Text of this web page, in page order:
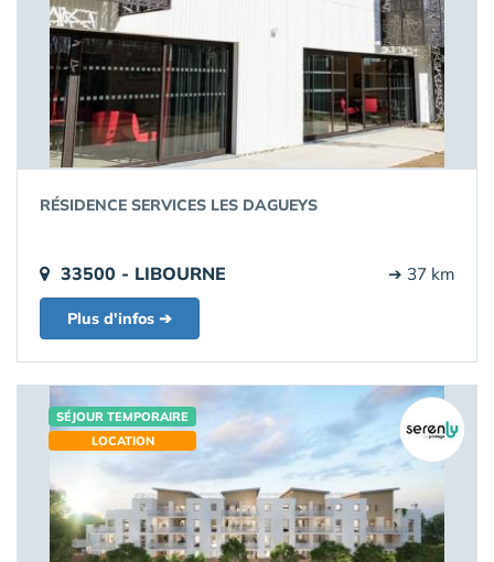
RÉSIDENCE SERVICES LES DAGUEYS
33500 - LIBOURNE ➔ 37 km
Plus d'infos ➔
SÉJOUR TEMPORAIRE
LOCATION